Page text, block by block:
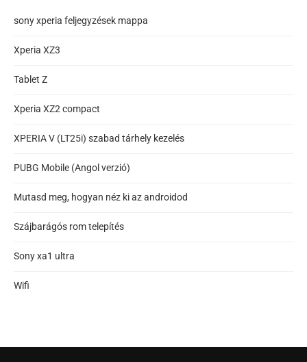
sony xperia feljegyzések mappa
Xperia XZ3
Tablet Z
Xperia XZ2 compact
XPERIA V (LT25i) szabad tárhely kezelés
PUBG Mobile (Angol verzió)
Mutasd meg, hogyan néz ki az androidod
Szájbarágós rom telepítés
Sony xa1 ultra
Wifi